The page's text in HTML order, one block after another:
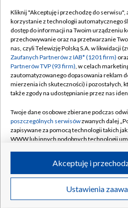
TVP
Abonament TVP
Emisja w TVP
Centrum informacji TVP
Naziemna Telewizja Cyfrowa
Rada Programowa
System NOS
Informacje o nadawcy
Program dla prasy
Ogłoszenie przetargowe
Regulamin
Polityka
Moje
Pomoc
Kanały
©2026 Telewizja Polska
Kliknij "Akceptuję i przechodzę do serwisu",
korzystanie z technologii automatycznego
dostęp do informacji na Twoim urządzeniu
przechowywanie oraz na przetwarzanie
nas, czyli Telewizję Polską S.A. w likwidacji
Zaufanych Partnerów z IAB* (1201 firm)
Partnerów TVP (93 firm), w celach
zautomatyzowanego dopasowania reklam
mierzenia ich skuteczności) i pozostałych,
także zgody na udostępnianie przez nas
Twoje dane osobowe zbierane podczas
poszczególnych serwisówzwanych dalej
zapisywane za pomocą technologii takich
WWW lub innych podobnych technologii
ruchu w Internecie.
Twoje dane osobowe zbierane podczas
poszczególnych serwisówna Portalu, takie
Ustawienia
Akceptuję i